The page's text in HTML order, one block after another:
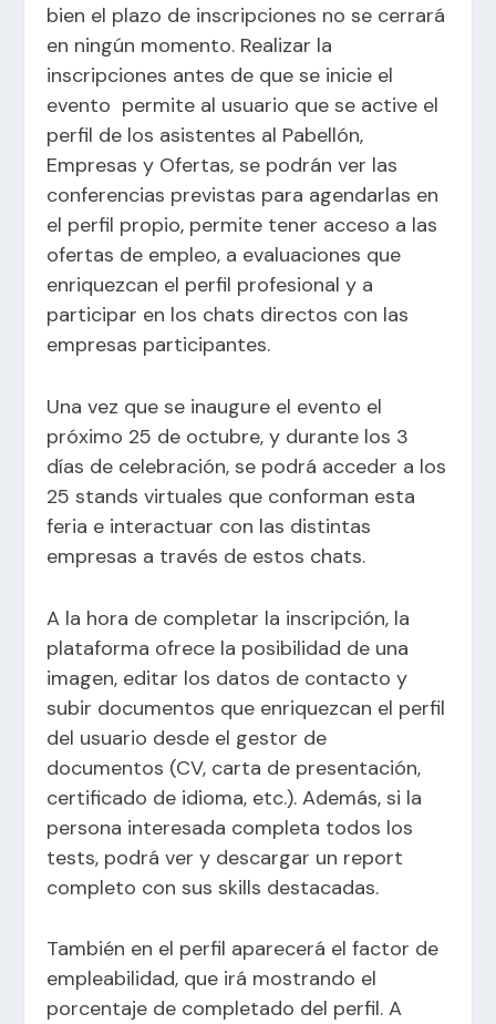
bien el plazo de inscripciones no se cerrará
en ningún momento. Realizar la
inscripciones antes de que se inicie el
evento permite al usuario que se active el
perfil de los asistentes al Pabellón,
Empresas y Ofertas, se podrán ver las
conferencias previstas para agendarlas en
el perfil propio, permite tener acceso a las
ofertas de empleo, a evaluaciones que
enriquezcan el perfil profesional y a
participar en los chats directos con las
empresas participantes.
Una vez que se inaugure el evento el
próximo 25 de octubre, y durante los 3
días de celebración, se podrá acceder a los
25 stands virtuales que conforman esta
feria e interactuar con las distintas
empresas a través de estos chats.
A la hora de completar la inscripción, la
plataforma ofrece la posibilidad de una
imagen, editar los datos de contacto y
subir documentos que enriquezcan el perfil
del usuario desde el gestor de
documentos (CV, carta de presentación,
certificado de idioma, etc.). Además, si la
persona interesada completa todos los
tests, podrá ver y descargar un report
completo con sus skills destacadas.
También en el perfil aparecerá el factor de
empleabilidad, que irá mostrando el
porcentaje de completado del perfil. A